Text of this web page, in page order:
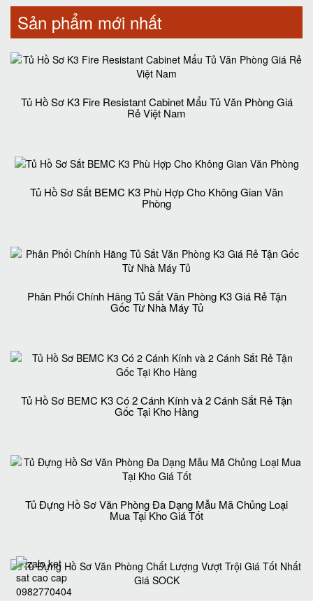
Sản phẩm mới nhất
Tủ Hồ Sơ K3 Fire Resistant Cabinet Mẩu Tủ Văn Phòng Giá
Rẻ Việt Nam
Tủ Hồ Sơ Sắt BEMC K3 Phù Hợp Cho Không Gian Văn
Phòng
Phân Phối Chính Hãng Tủ Sắt Văn Phòng K3 Giá Rẻ Tận
Gốc Từ Nhà Máy Tủ
Tủ Hồ Sơ BEMC K3 Có 2 Cánh Kính và 2 Cánh Sắt Rẻ Tận
Gốc Tại Kho Hàng
Tủ Đựng Hồ Sơ Văn Phòng Đa Dạng Mẫu Mã Chủng Loại
Mua Tại Kho Giá Tốt